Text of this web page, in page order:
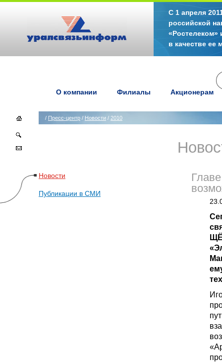
С 1 апреля
российской
«Ростелеком»
в качестве ее
О компании Филиалы Акционерам
/ Пресс-центр / Новости / 2010
Новости
Публикации в СМИ